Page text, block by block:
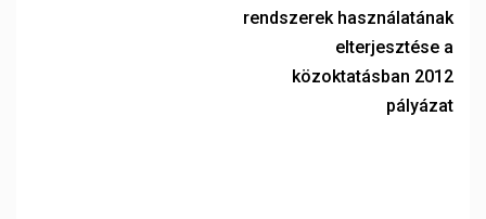
rendszerek használatának
elterjesztése a
közoktatásban 2012
pályázat